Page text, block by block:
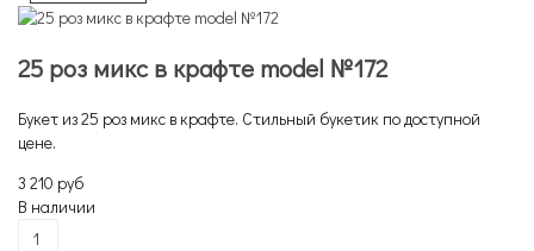
25 роз микс в крафте model №172
Букет из 25 роз микс в крафте. Стильный букетик по доступной
цене.
3 210 руб
В наличии